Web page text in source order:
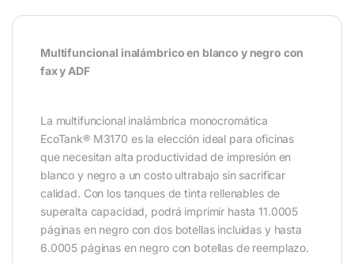
Multifuncional inalámbrico en blanco y negro con
fax y ADF
La multifuncional inalámbrica monocromática
EcoTank® M3170 es la elección ideal para oficinas
que necesitan alta productividad de impresión en
blanco y negro a un costo ultrabajo sin sacrificar
calidad. Con los tanques de tinta rellenables de
superalta capacidad, podrá imprimir hasta 11.0005
páginas en negro con dos botellas incluidas y hasta
6.0005 páginas en negro con botellas de reemplazo.